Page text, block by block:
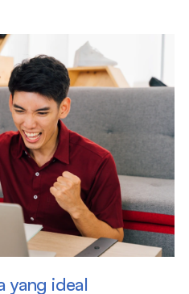
yang ideal